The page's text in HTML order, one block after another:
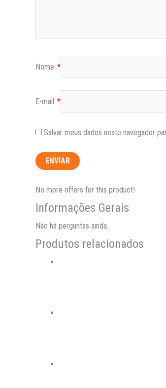
Nome *
E-mail *
Salvar meus dados neste navegador
No more offers for this product!
Informações Gerais
Não há perguntas ainda.
Produtos relacionados